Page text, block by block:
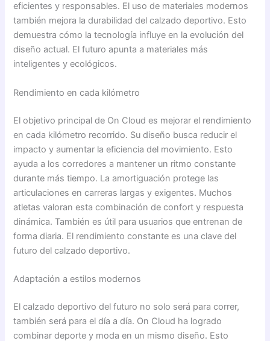
eficientes y responsables. El uso de materiales modernos
también mejora la durabilidad del calzado deportivo. Esto
demuestra cómo la tecnología influye en la evolución del
diseño actual. El futuro apunta a materiales más
inteligentes y ecológicos.
Rendimiento en cada kilómetro
El objetivo principal de On Cloud es mejorar el rendimiento
en cada kilómetro recorrido. Su diseño busca reducir el
impacto y aumentar la eficiencia del movimiento. Esto
ayuda a los corredores a mantener un ritmo constante
durante más tiempo. La amortiguación protege las
articulaciones en carreras largas y exigentes. Muchos
atletas valoran esta combinación de confort y respuesta
dinámica. También es útil para usuarios que entrenan de
forma diaria. El rendimiento constante es una clave del
futuro del calzado deportivo.
Adaptación a estilos modernos
El calzado deportivo del futuro no solo será para correr,
también será para el día a día. On Cloud ha logrado
combinar deporte y moda en un mismo diseño. Esto